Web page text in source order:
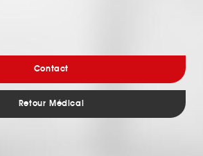
Contact
Retour Médical